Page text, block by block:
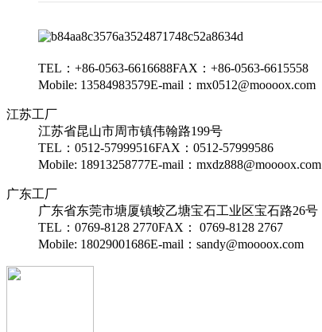
TEL：+86-0563-6616688FAX：+86-0563-6615558
Mobile: 13584983579E-mail：mx0512@moooox.com
江苏工厂
江苏省昆山市周市镇伟翰路199号
TEL：0512-57999516FAX：0512-57999586
Mobile: 18913258777E-mail：mxdz888@moooox.com
广东工厂
广东省东莞市塘厦镇蛟乙塘宝石工业区宝石路26号
TEL：0769-8128 2770FAX： 0769-8128 2767
Mobile: 18029001686E-mail：sandy@moooox.com